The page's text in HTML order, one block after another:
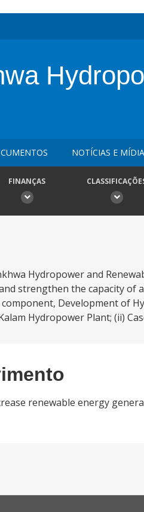
NOTÍCIAS E MÍDIA
FINANÇAS
Hydropower and
strengthen the capacity of
Development of
Hydropower Plant; (ii)
renewable energy